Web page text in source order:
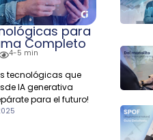
para
Completo
4-5 min
tecnológicas que
IA generativa
para el futuro!